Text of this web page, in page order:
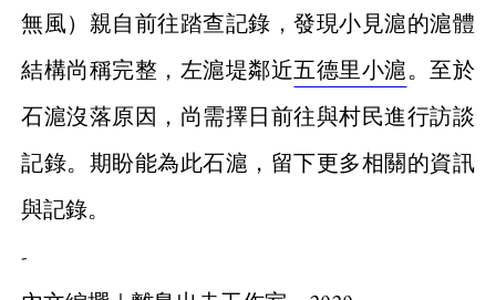
無風）親自前往踏查記錄，發現小見滬的滬體
結構尚稱完整，左滬堤鄰近五德里小滬。至於
石滬沒落原因，尚需擇日前往與村民進行訪談
記錄。期盼能為此石滬，留下更多相關的資訊
與記錄。
-